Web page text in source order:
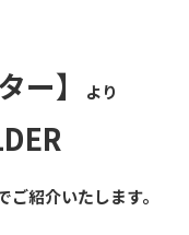
ー】 より
ご紹介いたします。